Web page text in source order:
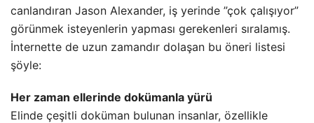
canlandıran Jason Alexander, iş yerinde ”çok çalışıyor”
görünmek isteyenlerin yapması gerekenleri sıralamış.
İnternette de uzun zamandır dolaşan bu öneri listesi
şöyle:
Her zaman ellerinde dokümanla yürü
Elinde çeşitli doküman bulunan insanlar, özellikle